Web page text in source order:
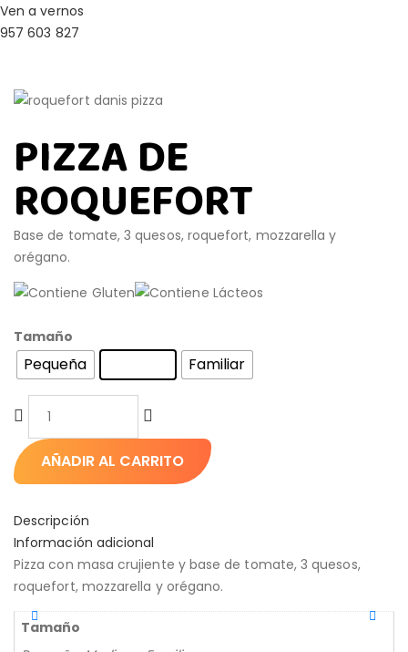
Ven a vernos
957 603 827
PIZZA DE
ROQUEFORT
Base de tomate, 3 quesos, roquefort, mozzarella y
orégano.
Tamaño
Pequeña Familiar
AÑADIR AL CARRITO
Descripción
Información adicional
Pizza con masa crujiente y base de tomate, 3 quesos,
roquefort, mozzarella y orégano.
Tamaño